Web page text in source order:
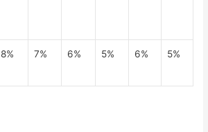
8% 7% 6% 5% 6% 5%